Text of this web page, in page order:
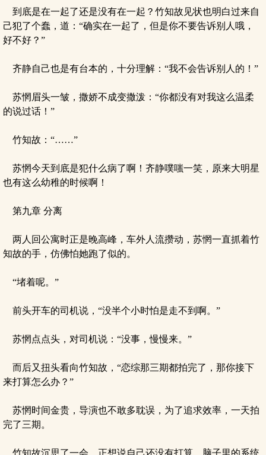
到底是在一起了还是没有在一起？竹知故见状也明白过来自
己犯了个蠢，道：“确实在一起了，但是你不要告诉别人哦，
好不好？”
齐静自己也是有台本的，十分理解：“我不会告诉别人的！”
苏惘眉头一皱，撒娇不成变撒泼：“你都没有对我这么温柔
的说过话！”
竹知故：“……”
苏惘今天到底是犯什么病了啊！齐静噗嗤一笑，原来大明星
也有这么幼稚的时候啊！
第九章 分离
两人回公寓时正是晚高峰，车外人流攒动，苏惘一直抓着竹
知故的手，仿佛怕她跑了似的。
“堵着呢。”
前头开车的司机说，“没半个小时怕是走不到啊。”
苏惘点点头，对司机说：“没事，慢慢来。”
而后又扭头看向竹知故，“恋综那三期都拍完了，那你接下
来打算怎么办？”
苏惘时间金贵，导演也不敢多耽误，为了追求效率，一天拍
完了三期。
竹知故沉思了一会，正想说自己还没有打算，脑子里的系统